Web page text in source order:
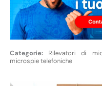
Rilevatori di
microspie telefoniche